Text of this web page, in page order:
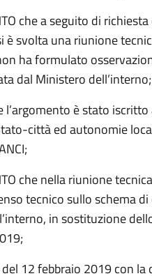
che a seguito di
è svolta una riunione
ha formulato
dal Ministero dell’interno;
l’argomento è stato
città ed autonomie
che nella riunione
tecnico sullo schema
in sostituzione
del 12 febbraio 2019 con